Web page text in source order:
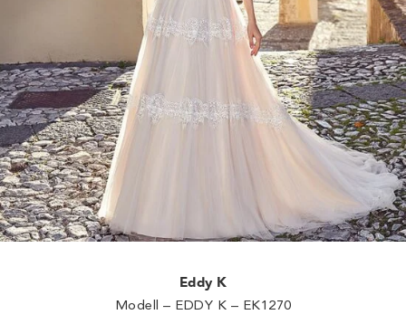
Eddy K
Modell – EDDY K – EK1270